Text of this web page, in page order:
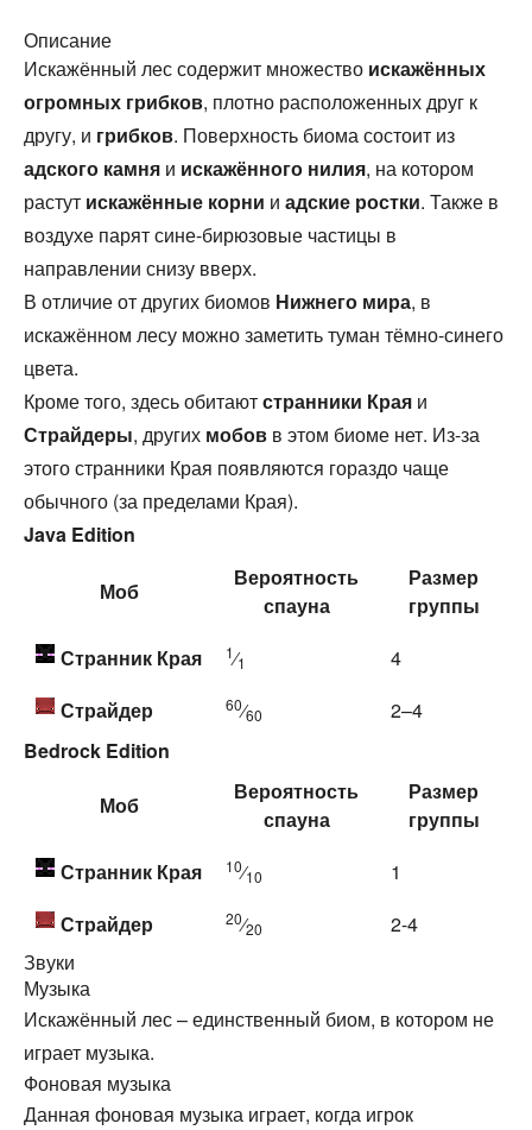
Описание
Искажённый лес содержит множество искажённых
огромных грибков, плотно расположенных друг к
другу, и грибков. Поверхность биома состоит из
адского камня и искажённого нилия, на котором
растут искажённые корни и адские ростки. Также в
воздухе парят сине-бирюзовые частицы в
направлении снизу вверх.
В отличие от других биомов Нижнего мира, в
искажённом лесу можно заметить туман тёмно-синего
цвета.
Кроме того, здесь обитаютстранники Края и
Страйдеры, других мобов в этом биоме нет. Из-за
этого странники Края появляются гораздо чаще
обычного (за пределами Края).
Java Edition
Моб
Вероятность
спауна
Размер
группы
Странник Края
1⁄1
4
Страйдер
60⁄60
2–4
Bedrock Edition
Моб
Вероятность
спауна
Размер
группы
Странник Края
10⁄10
1
Страйдер
20⁄20
2-4
Звуки
Музыка
Искажённый лес – единственный биом, в котором не
играет музыка.
Фоновая музыка
Данная фоновая музыка играет, когда игрок